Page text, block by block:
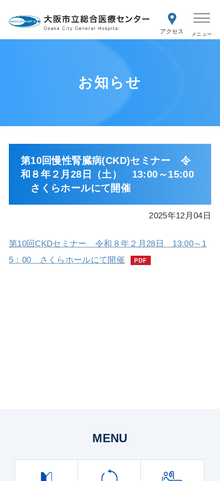
セス
お知らせ
第10回慢性腎臓病(CKD)セミナー 令
和８年２月28日（土） 13:00～15:00
さくらホールにて開催
2025年12月04日
第10回CKDセミナー 令和８年２月28日 13:00～1
5：00 さくらホールにて開催
紹介状をお持ちの方はこちら
再診の予約変更はこちら
MENU